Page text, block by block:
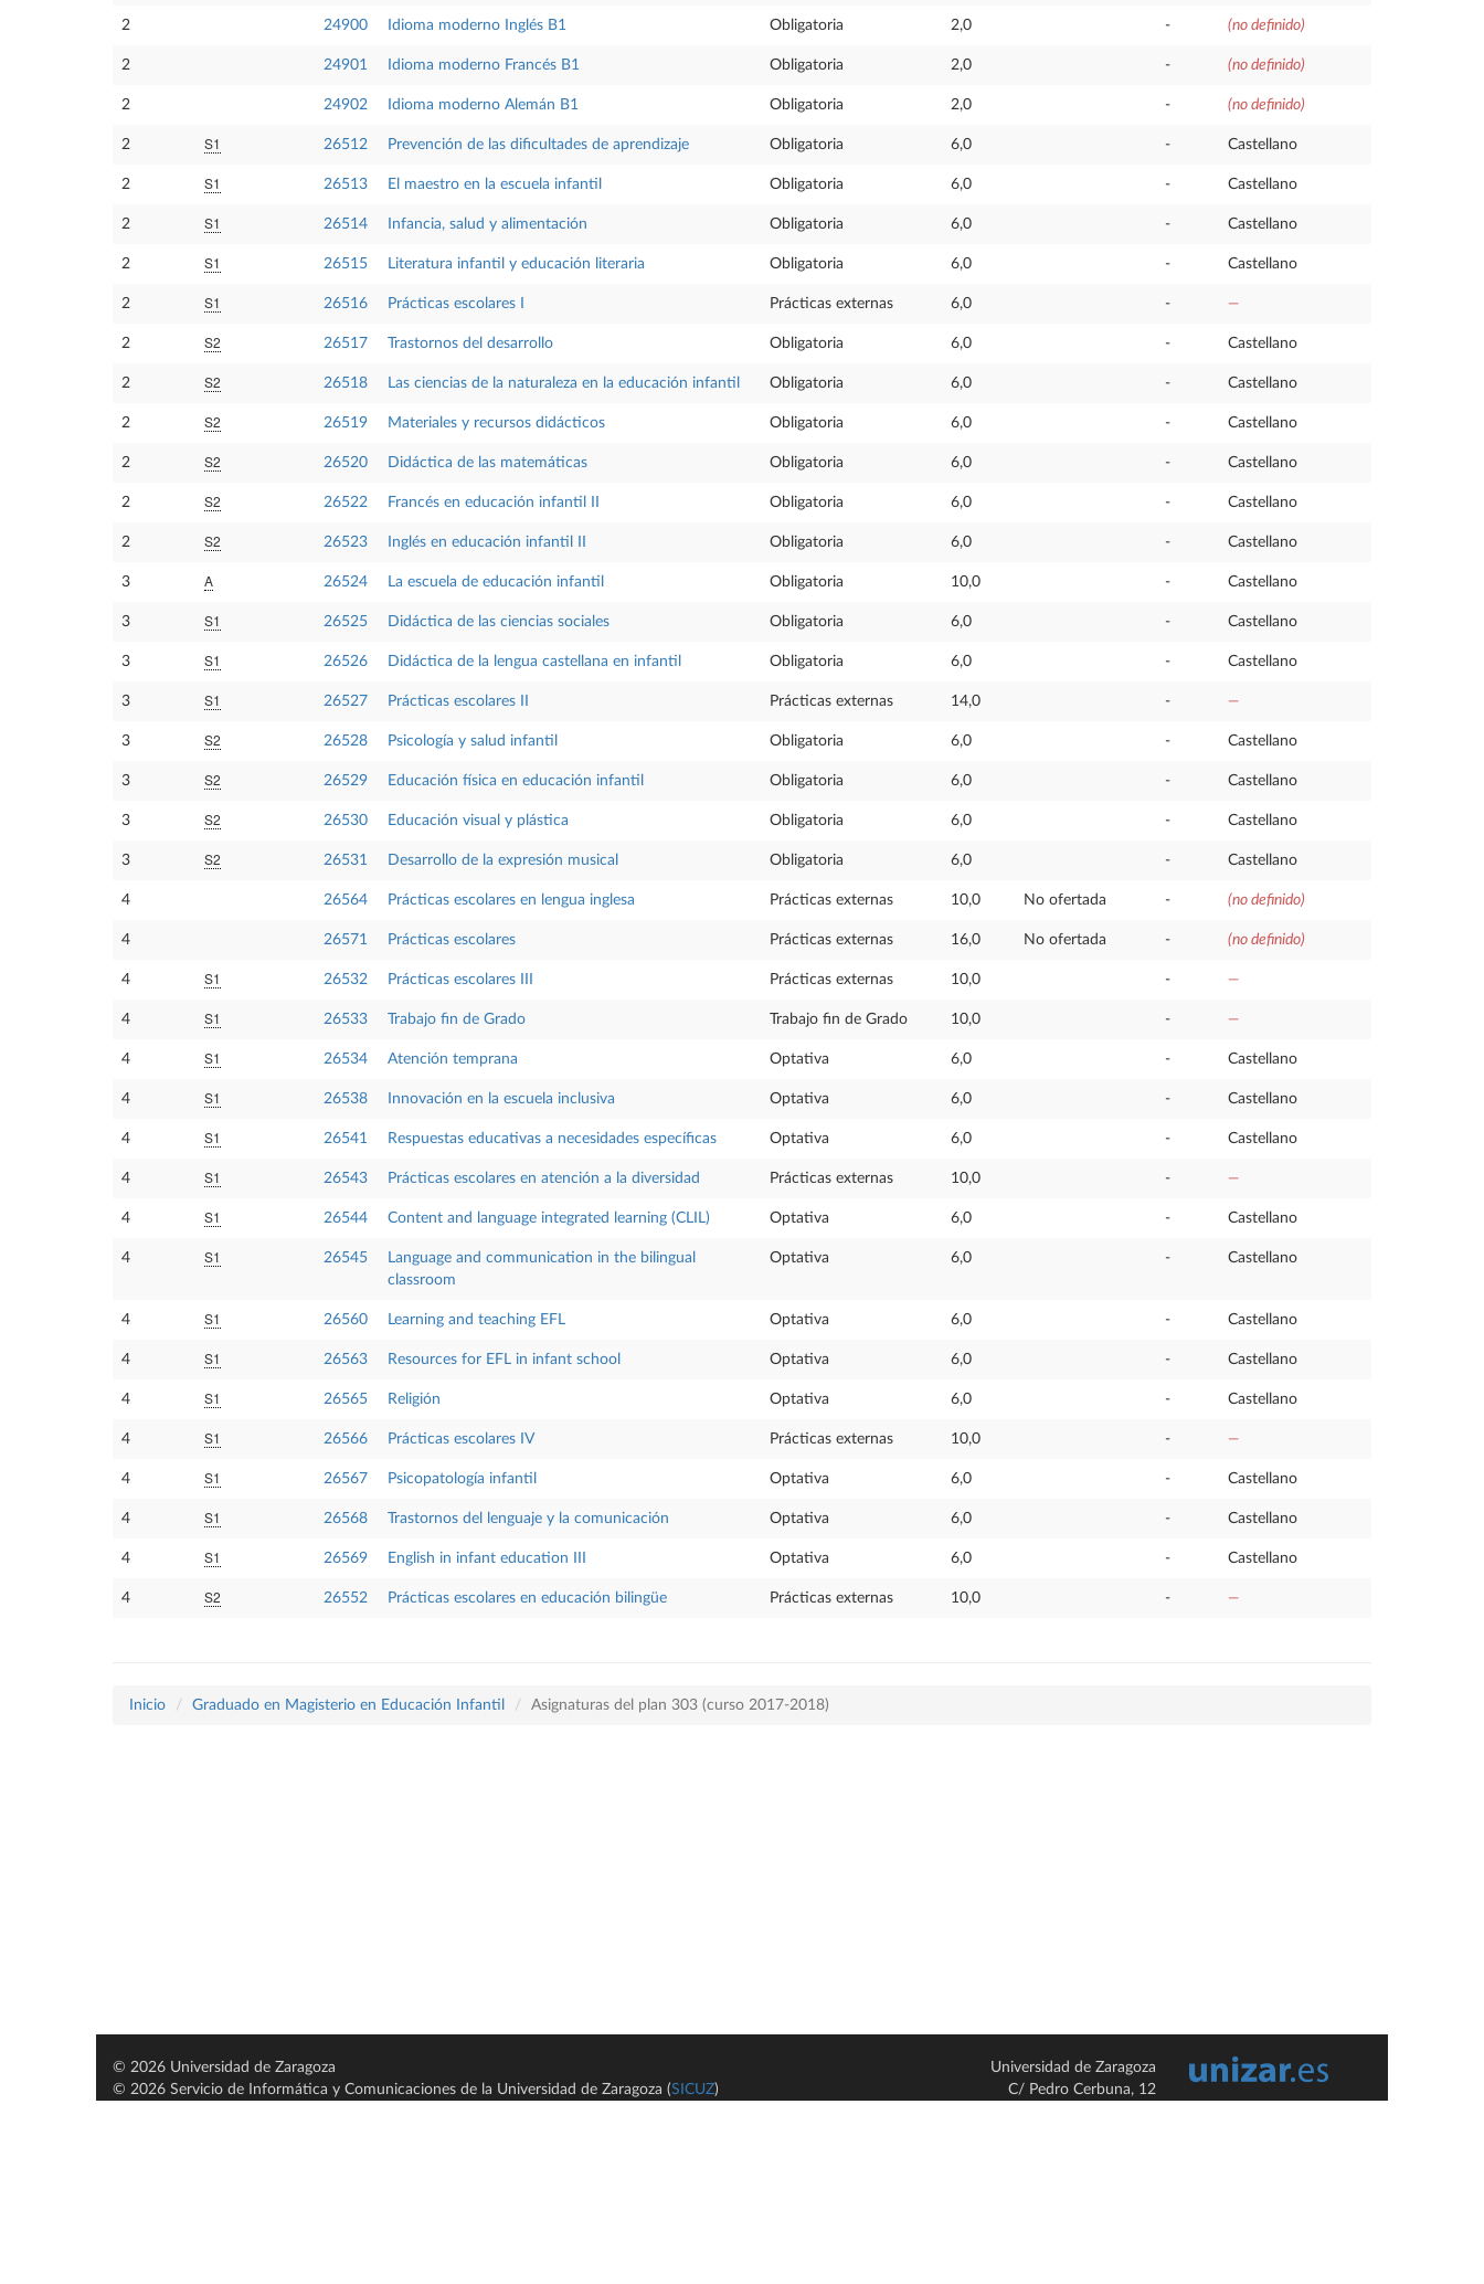
2 24900 Idioma moderno Inglés B1 Obligatoria 2,0 - (no definido)
2 24901 Idioma moderno Francés B1 Obligatoria 2,0 - (no definido)
2 24902 Idioma moderno Alemán B1 Obligatoria 2,0 - (no definido)
2 S1 26512 Prevención de las dificultades de aprendizaje Obligatoria 6,0 - Castellano
2 S1 26513 El maestro en la escuela infantil Obligatoria 6,0 - Castellano
2 S1 26514 Infancia, salud y alimentación Obligatoria 6,0 - Castellano
2 S1 26515 Literatura infantil y educación literaria Obligatoria 6,0 - Castellano
2 S1 26516 Prácticas escolares I Prácticas externas 6,0 - —
2 S2 26517 Trastornos del desarrollo Obligatoria 6,0 - Castellano
2 S2 26518 Las ciencias de la naturaleza en la educación infantil Obligatoria 6,0 - Castellano
2 S2 26519 Materiales y recursos didácticos Obligatoria 6,0 - Castellano
2 S2 26520 Didáctica de las matemáticas Obligatoria 6,0 - Castellano
2 S2 26522 Francés en educación infantil II Obligatoria 6,0 - Castellano
2 S2 26523 Inglés en educación infantil II Obligatoria 6,0 - Castellano
3 A 26524 La escuela de educación infantil Obligatoria 10,0 - Castellano
3 S1 26525 Didáctica de las ciencias sociales Obligatoria 6,0 - Castellano
3 S1 26526 Didáctica de la lengua castellana en infantil Obligatoria 6,0 - Castellano
3 S1 26527 Prácticas escolares II Prácticas externas 14,0 - —
3 S2 26528 Psicología y salud infantil Obligatoria 6,0 - Castellano
3 S2 26529 Educación física en educación infantil Obligatoria 6,0 - Castellano
3 S2 26530 Educación visual y plástica Obligatoria 6,0 - Castellano
3 S2 26531 Desarrollo de la expresión musical Obligatoria 6,0 - Castellano
4 26564 Prácticas escolares en lengua inglesa Prácticas externas 10,0 No ofertada - (no definido)
4 26571 Prácticas escolares Prácticas externas 16,0 No ofertada - (no definido)
4 S1 26532 Prácticas escolares III Prácticas externas 10,0 - —
4 S1 26533 Trabajo fin de Grado Trabajo fin de Grado 10,0 - —
4 S1 26534 Atención temprana Optativa 6,0 - Castellano
4 S1 26538 Innovación en la escuela inclusiva Optativa 6,0 - Castellano
4 S1 26541 Respuestas educativas a necesidades específicas Optativa 6,0 - Castellano
4 S1 26543 Prácticas escolares en atención a la diversidad Prácticas externas 10,0 - —
4 S1 26544 Content and language integrated learning (CLIL) Optativa 6,0 - Castellano
4 S1 26545
Language and communication in the bilingual
classroom
Optativa 6,0 - Castellano
4 S1 26560 Learning and teaching EFL Optativa 6,0 - Castellano
4 S1 26563 Resources for EFL in infant school Optativa 6,0 - Castellano
4 S1 26565 Religión Optativa 6,0 - Castellano
4 S1 26566 Prácticas escolares IV Prácticas externas 10,0 - —
4 S1 26567 Psicopatología infantil Optativa 6,0 - Castellano
4 S1 26568 Trastornos del lenguaje y la comunicación Optativa 6,0 - Castellano
4 S1 26569 English in infant education III Optativa 6,0 - Castellano
4 S2 26552 Prácticas escolares en educación bilingüe Prácticas externas 10,0 - —
Inicio Graduado en Magisterio en Educación Infantil Asignaturas del plan 303 (curso 2017-2018)
© 2026 Universidad de Zaragoza
© 2026 Servicio de Informática y Comunicaciones de la Universidad de Zaragoza (SICUZ)
Universidad de Zaragoza
C/ Pedro Cerbuna, 12